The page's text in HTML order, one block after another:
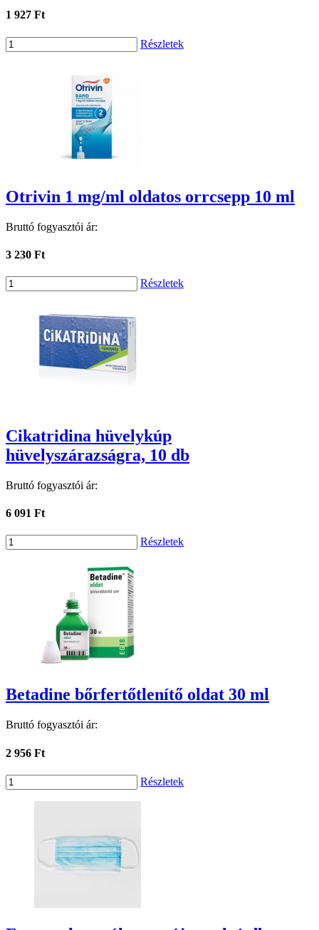
1 927 Ft
Részletek
Otrivin 1 mg/ml oldatos orrcsepp 10 ml
Bruttó fogyasztói ár:
3 230 Ft
Részletek
Cikatridina hüvelykúp
hüvelyszárazságra, 10 db
Bruttó fogyasztói ár:
6 091 Ft
Részletek
Betadine bőrfertőtlenítő oldat 30 ml
Bruttó fogyasztói ár:
2 956 Ft
Részletek